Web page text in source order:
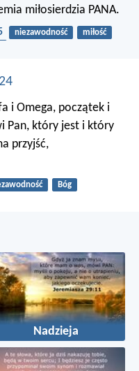
miłosierdzia PANA.
niezawodność
miłość
i Omega, początek i
Pan, który jest i który
przyjść,
Bóg
Nadzieja